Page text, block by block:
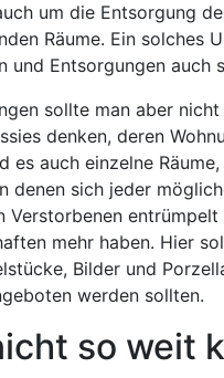
um die Entsorgung
Räume. Ein solches
und Entsorgungen auch
sollte man aber
denken, deren
es auch einzelne
denen sich jeder
Verstorbenen
mehr haben. Hier
Bilder und
werden sollten.
so weit